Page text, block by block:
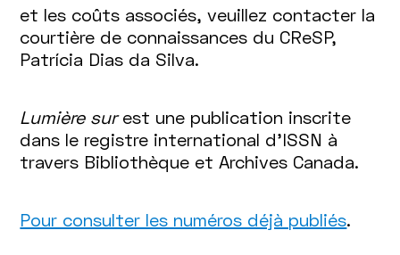
et les coûts associés, veuillez contacter la
courtière de connaissances du CReSP,
Patrícia Dias da Silva.
Lumière surest une publication inscrite
dans le registre international d’ISSN à
travers Bibliothèque et Archives Canada.
Pour consulter les numéros déjà publiés.